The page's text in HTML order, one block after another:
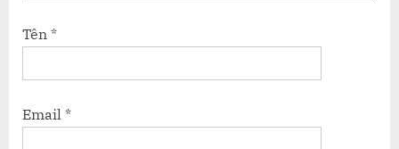
Tên *
Email *